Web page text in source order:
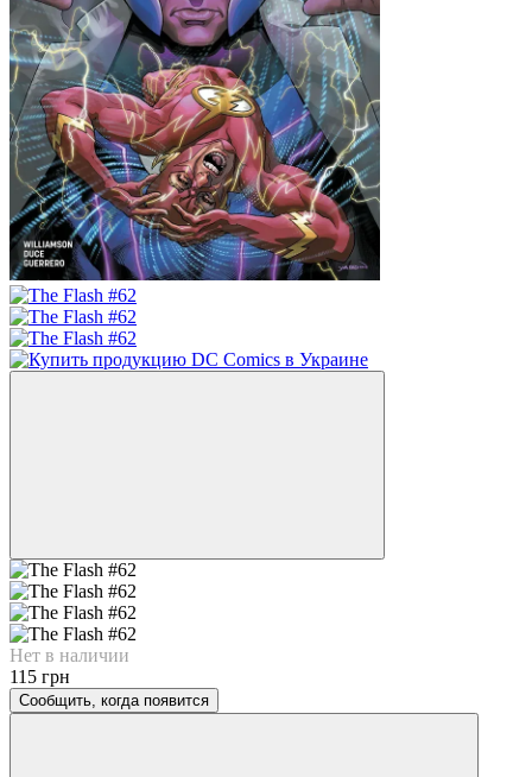
Нет в наличии
115 грн
Сообщить, когда появится